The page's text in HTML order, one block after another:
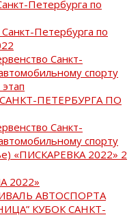
Петербурга по
Петербурга по
Санкт-
спорту
САНКТ-ПЕТЕРБУРГА ПО
Санкт-
спорту
«ПИСКАРЕВКА 2022» 2
2022»
АВТОСПОРТА
КУБОК САНКТ-